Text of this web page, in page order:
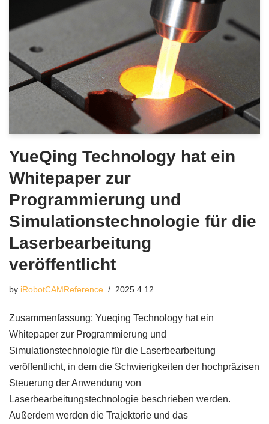
YueQing Technology hat ein
Whitepaper zur
Programmierung und
Simulationstechnologie für die
Laserbearbeitung
veröffentlicht
by iRobotCAMReference 2025.4.12.
Zusammenfassung: Yueqing Technology hat ein
Whitepaper zur Programmierung und
Simulationstechnologie für die Laserbearbeitung
veröffentlicht, in dem die Schwierigkeiten der hochpräzisen
Steuerung der Anwendung von
Laserbearbeitungstechnologie beschrieben werden.
Außerdem werden die Trajektorie und das